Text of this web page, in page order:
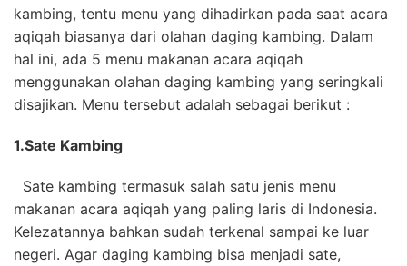
kambing, tentu menu yang dihadirkan pada saat acara
aqiqah biasanya dari olahan daging kambing. Dalam
hal ini, ada 5 menu makanan acara aqiqah
menggunakan olahan daging kambing yang seringkali
disajikan. Menu tersebut adalah sebagai berikut :
1.Sate Kambing
Sate kambing termasuk salah satu jenis menu
makanan acara aqiqah yang paling laris di Indonesia.
Kelezatannya bahkan sudah terkenal sampai ke luar
negeri. Agar daging kambing bisa menjadi sate,